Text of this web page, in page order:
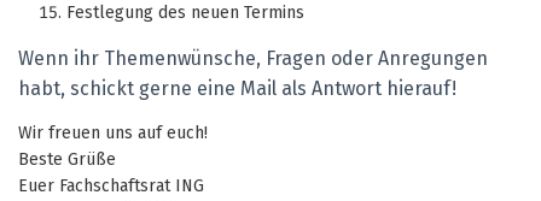
Festlegung des neuen Termins
Wenn ihr Themenwünsche, Fragen oder Anregungen
habt, schickt gerne eine Mail als Antwort hierauf!
Wir freuen uns auf euch!
Beste Grüße
Euer Fachschaftsrat ING